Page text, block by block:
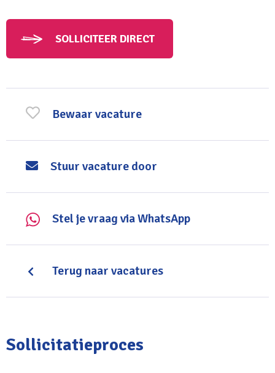
niveau 4 (bijv. SPW, Pedagogisch Werk, MZ);
Je hebt een geldige VOG, niet ouder dan 93 dagen;
Je hebt ervaring met individuele begeleiding van
jongeren;
SOLLICITEER DIRECT
Bewaar vacature
Stuur vacature door
Stel je vraag via WhatsApp
Terug naar vacatures
Sollicitatieproces